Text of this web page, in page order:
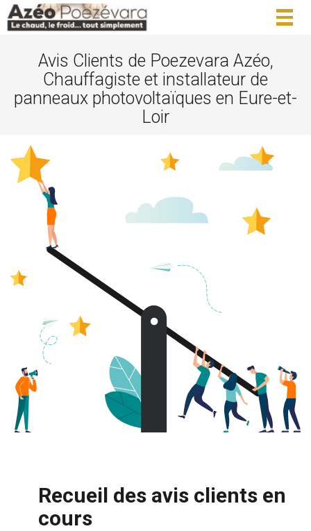
Avis Clients de Poezevara Azéo,
Chauffagiste et installateur de
panneaux photovoltaïques en Eure-et-
Loir
Recueil des avis clients en
cours